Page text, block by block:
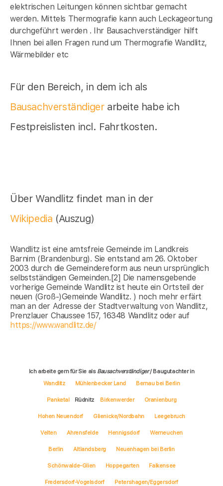
elektrischen Leitungen können sichtbar gemacht
werden. Mittels Thermografie kann auch Leckageortung
durchgeführt werden . Ihr Bausachverständiger hilft
Ihnen bei allen Fragen rund um Thermografie Wandlitz,
Wärmebilder etc
Für den Bereich, in dem ich als
Bausachverständigerarbeite habe ich
Festpreislisten incl. Fahrtkosten.
Über Wandlitz findet man in der
Wikipedia (Auszug)
Wandlitz ist eine amtsfreie Gemeinde im Landkreis
Barnim (Brandenburg). Sie entstand am 26. Oktober
2003 durch die Gemeindereform aus neun ursprünglich
selbstständigen Gemeinden.[2] Die namensgebende
vorherige Gemeinde Wandlitz ist heute ein Ortsteil der
neuen (Groß-)Gemeinde Wandlitz. ) noch mehr erfärt
man an der Adresse der Stadtverwaltung von Wandlitz,
Prenzlauer Chaussee 157, 16348 Wandlitz oder auf
https://www.wandlitz.de/
Ich arbeite gern für Sie als Bausachverständiger/ Baugutachter in
Wandlitz
Mühlenbecker Land Bernau bei Berlin
Panketal Rüdnitz Birkenwerder Oranienburg
Hohen Neuendorf Glienicke/Nordbahn Leegebruch
Velten Ahrensfelde Hennigsdorf Werneuchen
Berlin Altlandsberg Neuenhagen bei Berlin
Schönwalde-Glien Hoppegarten Falkensee
Fredersdorf-Vogelsdorf Petershagen/Eggersdorf